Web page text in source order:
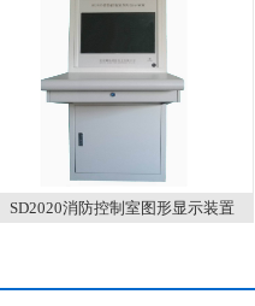
SD2020消防控制室图形显示装置